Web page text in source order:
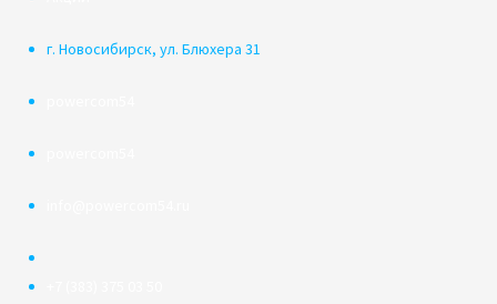
г. Новосибирск, ул. Блюхера 31